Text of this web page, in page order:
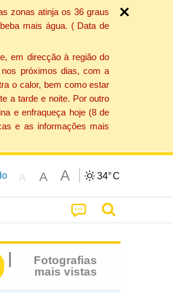
zonas atinja os 36 graus
mais água. ( Data de
em direcção à região do
nos próximos dias, com a
o calor, bem como estar
a tarde e noite. Por outro
e enfraqueça hoje (8 de
e as informações mais
A A A 34°C
Fotografias
mais vistas